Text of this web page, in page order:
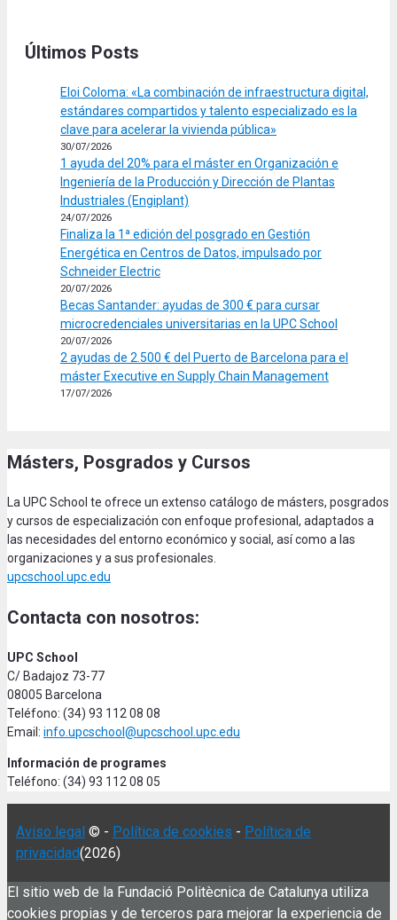
Últimos Posts
Eloi Coloma: «La combinación de infraestructura digital,
estándares compartidos y talento especializado es la
clave para acelerar la vivienda pública»
30/07/2026
1 ayuda del 20% para el máster en Organización e
Ingeniería de la Producción y Dirección de Plantas
Industriales (Engiplant)
24/07/2026
Finaliza la 1ª edición del posgrado en Gestión
Energética en Centros de Datos, impulsado por
Schneider Electric
20/07/2026
Becas Santander: ayudas de 300 € para cursar
microcredenciales universitarias en la UPC School
20/07/2026
2 ayudas de 2.500 € del Puerto de Barcelona para el
máster Executive en Supply Chain Management
17/07/2026
Másters, Posgrados y Cursos
La UPC School te ofrece un extenso catálogo de másters, posgrados
y cursos de especialización con enfoque profesional, adaptados a
las necesidades del entorno económico y social, así como a las
organizaciones y a sus profesionales.
upcschool.upc.edu
Contacta con nosotros:
UPC School
C/ Badajoz 73-77
08005 Barcelona
Teléfono: (34) 93 112 08 08
Email: info.upcschool@upcschool.upc.edu
Información de programes
Teléfono: (34) 93 112 08 05
Aviso legal © - Política de cookies - Política de
privacidad(2026)
El sitio web de la Fundació Politècnica de Catalunya utiliza
cookies propias y de terceros para mejorar la experiencia de